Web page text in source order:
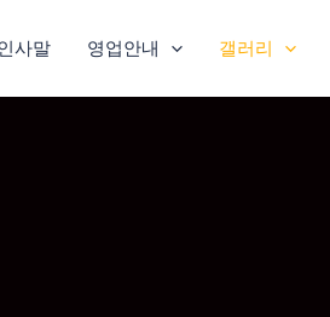
사말 영업안내 갤러리